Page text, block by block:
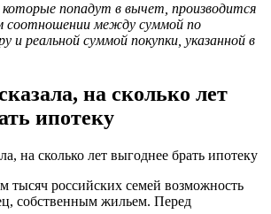
попадут в вычет, производится
соотношении между суммой по
и реальной суммой покупки, указанной в
на сколько лет
ипотеку
тысяч российских семей возможность
собственным жильем. Перед